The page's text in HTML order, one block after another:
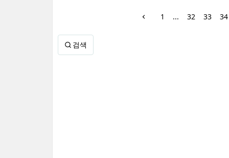
1 ... 32 33 34
검색